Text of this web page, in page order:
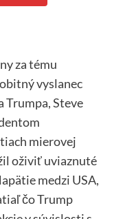
za tému
vyslanec
Trumpa, Steve
mierovej
oživiť uviaznuté
medzi USA,
čo Trump